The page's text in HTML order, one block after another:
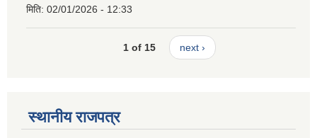
मिति: 02/01/2026 - 12:33
1 of 15 next ›
स्थानीय राजपत्र